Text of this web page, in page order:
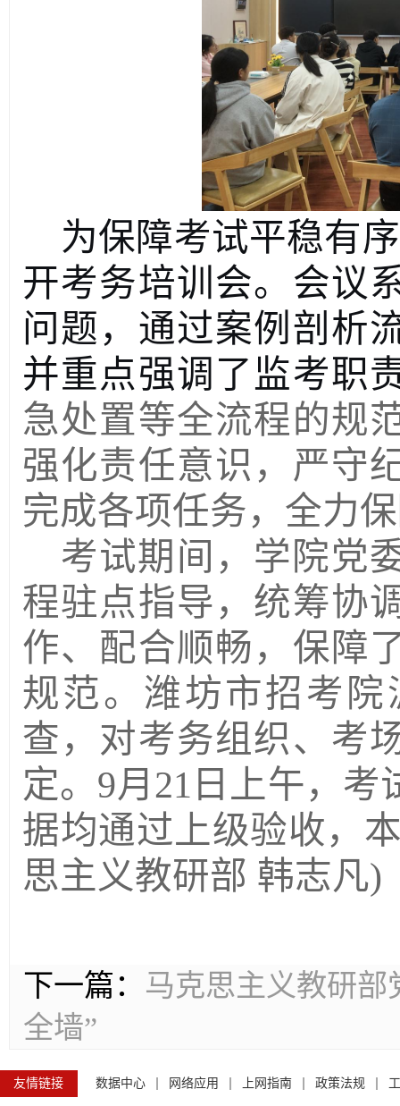
为保障考试平稳有
开考务培训会。会议
问题，通过案例剖析
并重点强调了监考职
急处置等全流程的规
强化责任意识，严守
完成各项任务，全力
考试期间，学院党
程驻点指导，统筹协
作、配合顺畅，保障
规范。潍坊市招考
查，对考务组织、考
定。 9月21日上午，考
据均通过上级验收，
思主义教研部 韩志凡)
下一篇： 马克思主义教研部
全墙”
友情链接 数据中心 网络应用 上网指南 政策法规